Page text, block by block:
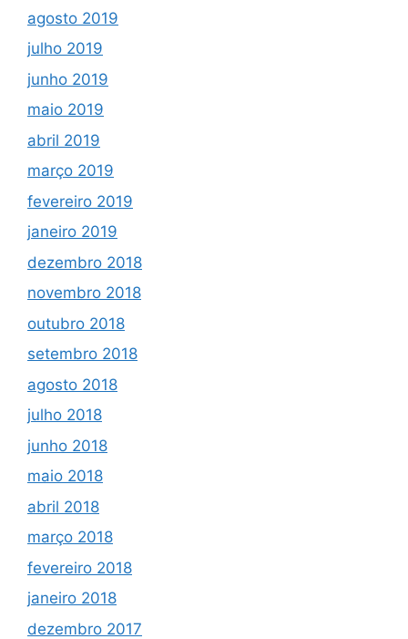
agosto 2019
julho 2019
junho 2019
maio 2019
abril 2019
março 2019
fevereiro 2019
janeiro 2019
dezembro 2018
novembro 2018
outubro 2018
setembro 2018
agosto 2018
julho 2018
junho 2018
maio 2018
abril 2018
março 2018
fevereiro 2018
janeiro 2018
dezembro 2017